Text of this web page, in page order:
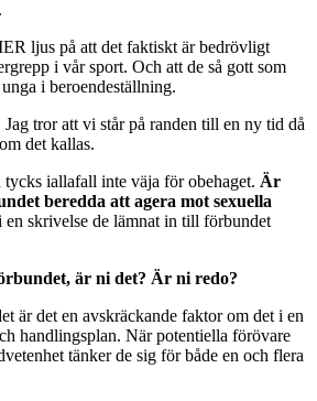
ljus på att det faktiskt är bedrövligt
i vår sport. Och att de så gott som
i beroendeställning.
tror att vi står på randen till en ny tid då
det kallas.
iallafall inte väja för obehaget. Är
beredda att agera mot sexuella
en skrivelse de lämnat in till förbundet
är ni det? Är ni redo?
är det en avskräckande faktor om det i en
handlingsplan. När potentiella förövare
tänker de sig för både en och flera